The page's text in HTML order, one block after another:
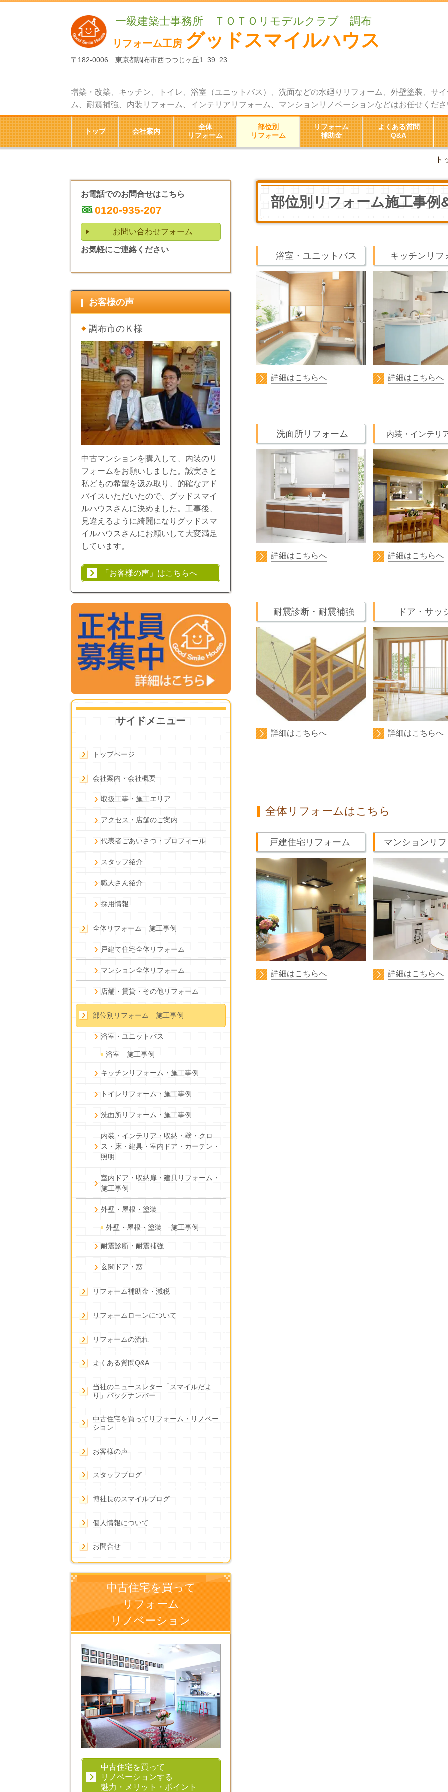
一級建築士事務所 ＴＯＴＯリモデルクラブ 調布
リフォーム工房 グッドスマイルハウス
〒182-0006 東京都調布市西つつじヶ丘1−39−23
増築・改築、キッチン、トイレ、浴室（ユニットバス）、洗面などの水廻りリフォーム、外壁塗装、サ
ム、耐震補強、内装リフォーム、インテリアリフォーム、マンションリノベーションなどはお任せくだ
トップ 会社案内
全体
リフォーム
部位別
リフォーム
リフォーム
補助金
よくある質問
Q&A
ト
部位別リフォーム施工事例
浴室・ユニットバス
詳細はこちらへ
キッチンリフ
詳細はこちらへ
洗面所リフォーム
詳細はこちらへ
内装・インテリ
詳細はこちらへ
耐震診断・耐震補強
詳細はこちらへ
ドア・サ
詳細はこちらへ
全体リフォームはこちら
戸建住宅リフォーム
詳細はこちらへ
マンションリ
詳細はこちらへ
お電話でのお問合せはこちら
0120-935-207
お問い合わせフォーム
お気軽にご連絡ください
お客様の声
調布市のＫ様
中古マンションを購入して、内装のリ
フォームをお願いしました。誠実さと
私どもの希望を汲み取り、的確なアド
バイスいただいたので、グッドスマイ
ルハウスさんに決めました。工事後、
見違えるように綺麗になりグッドスマ
イルハウスさんにお願いして大変満足
しています。
「お客様の声」はこちらへ
サイドメニュー
トップページ
会社案内・会社概要
取扱工事・施工エリア
アクセス・店舗のご案内
代表者ごあいさつ・プロフィール
スタッフ紹介
職人さん紹介
採用情報
全体リフォーム 施工事例
戸建て住宅全体リフォーム
マンション全体リフォーム
店舗・賃貸・その他リフォーム
部位別リフォーム 施工事例
浴室・ユニットバス
浴室 施工事例
キッチンリフォーム・施工事例
トイレリフォーム・施工事例
洗面所リフォーム・施工事例
内装・インテリア・収納・壁・クロ
ス・床・建具・室内ドア・カーテン・
照明
室内ドア・収納扉・建具リフォーム・
施工事例
外壁・屋根・塗装
外壁・屋根・塗装 施工事例
耐震診断・耐震補強
玄関ドア・窓
リフォーム補助金・減税
リフォームローンについて
リフォームの流れ
よくある質問Q&A
当社のニュースレター「スマイルだよ
り」バックナンバー
中古住宅を買ってリフォーム・リノベー
ション
お客様の声
スタッフブログ
博社長のスマイルブログ
個人情報について
お問合せ
中古住宅を買って
リフォーム
リノベーション
中古住宅を買って
リノベーションする
魅力・メリット・ポイント